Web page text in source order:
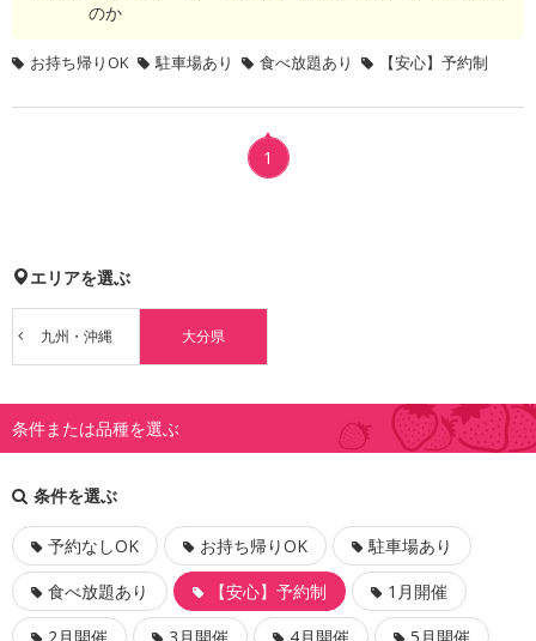
のか
お持ち帰りOK 駐車場あり 食べ放題あり 【安心】予約制
1
エリアを選ぶ
九州・沖縄 大分県
条件または品種を選ぶ
条件を選ぶ
予約なしOK お持ち帰りOK
駐車場あり
食べ放題あり
【安心】予約制
1月開催